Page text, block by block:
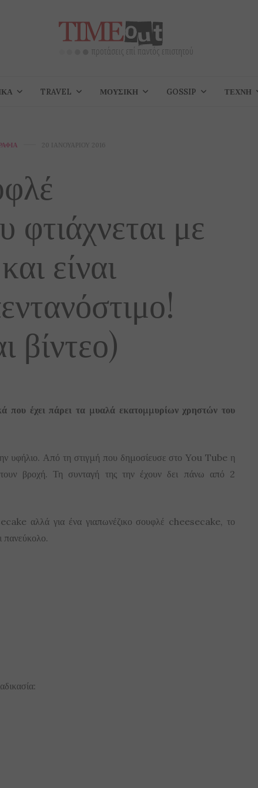
TRAVEL ΜΟΥΣΙΚΉ GOSSIP ΤΈΧΝΗ
20 ΙΑΝΟΥΑΡΊΟΥ 2016
με
είναι
βίντεο)
που έχει πάρει τα μυαλά εκατομμυρίων χρηστών του
υφήλιο. Από τη στιγμή που δημοσίευσε στο You Tube η
βροχή. Τη συνταγή της την έχουν δει πάνω από 2
αλλά για ένα γιαπωνέζικο σουφλέ cheesecake, το
πανεύκολο.